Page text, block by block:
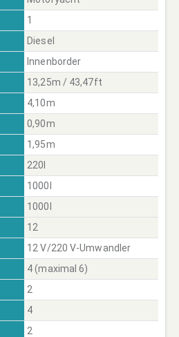
1
Diesel
Innenborder
13,25m / 43,47ft
4,10m
0,90m
1,95m
220l
1000l
1000l
12
12 V/220 V-Umwandler
4 (maximal 6)
2
4
2